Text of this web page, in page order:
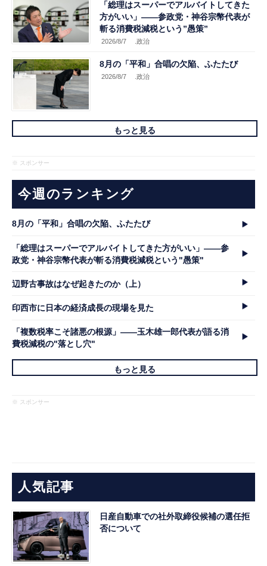
「総理はスーパーでアルバイトしてきた
方がいい」――参政党・神谷宗幣代表が
斬る消費税減税という”愚策”
2026/8/7 .政治
8月の「平和」合唱の欠陥、ふたたび
2026/8/7 .政治
もっと見る
※ スポンサー
今週のランキング
8月の「平和」合唱の欠陥、ふたたび
「総理はスーパーでアルバイトしてきた方がいい」――参
政党・神谷宗幣代表が斬る消費税減税という"愚策"
辺野古事故はなぜ起きたのか（上）
印西市に日本の経済成長の現場を見た
「複数税率こそ諸悪の根源」――玉木雄一郎代表が語る消
費税減税の"落とし穴"
もっと見る
※ スポンサー
人気記事
日産自動車での社外取締役候補の選任拒
否について